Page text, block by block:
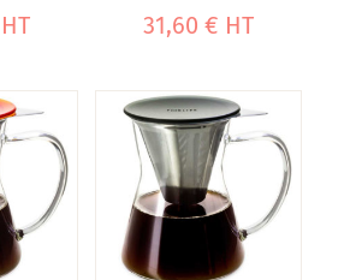
HT 31,60€ HT